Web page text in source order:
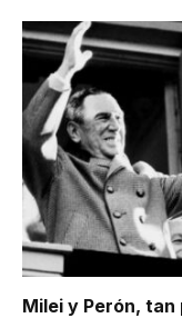
Milei y Perón,